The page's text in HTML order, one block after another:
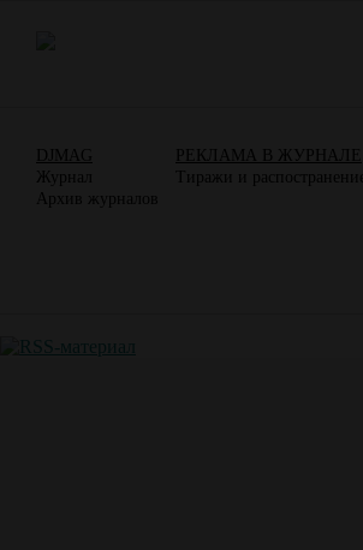
DJMAG
Журнал
Архив журналов
РЕКЛАМА В ЖУРНАЛЕ
Тиражи и распостранение